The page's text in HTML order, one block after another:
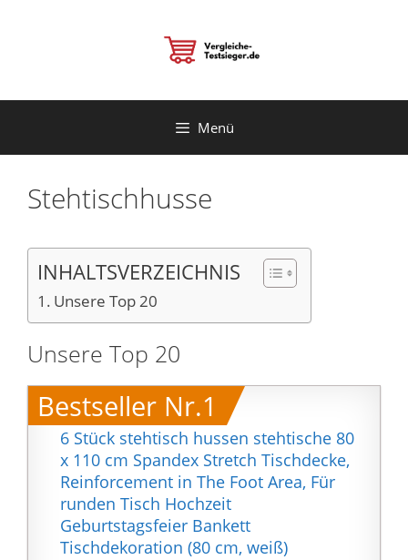
Menü
Stehtischhusse
INHALTSVERZEICHNIS
Unsere Top 20
Unsere Top 20
Bestseller Nr.1
6 Stück stehtisch hussen stehtische 80
x 110 cm Spandex Stretch Tischdecke,
Reinforcement in The Foot Area, Für
runden Tisch Hochzeit
Geburtstagsfeier Bankett
Tischdekoration (80 cm, weiß)